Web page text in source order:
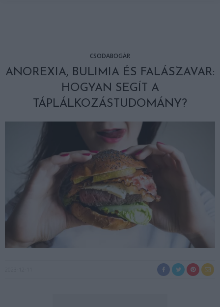
CSODABOGÁR
ANOREXIA, BULIMIA ÉS FALÁSZAVAR:
HOGYAN SEGÍT A
TÁPLÁLKOZÁSTUDOMÁNY?